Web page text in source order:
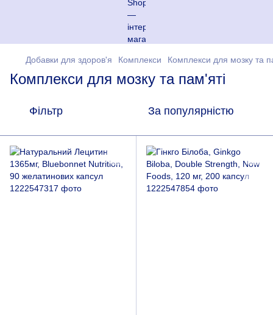
Добавки для здоров'я Комплекси Комплекси для мозку та
Комплекси для мозку та пам'яті
Фільтр За популярністю